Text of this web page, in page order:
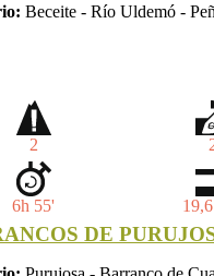
Beceite - Río Uldemó -
2
6h 55'
DE